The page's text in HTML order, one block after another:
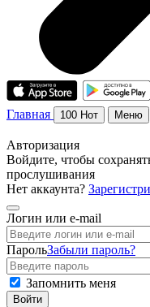
Главная 100 Нот Меню
Авторизация
Войдите, чтобы
прослушивания
Нет аккаунта?
Логин или e-mail
ПарольЗабыли пароль?
Запомнить меня
Войти